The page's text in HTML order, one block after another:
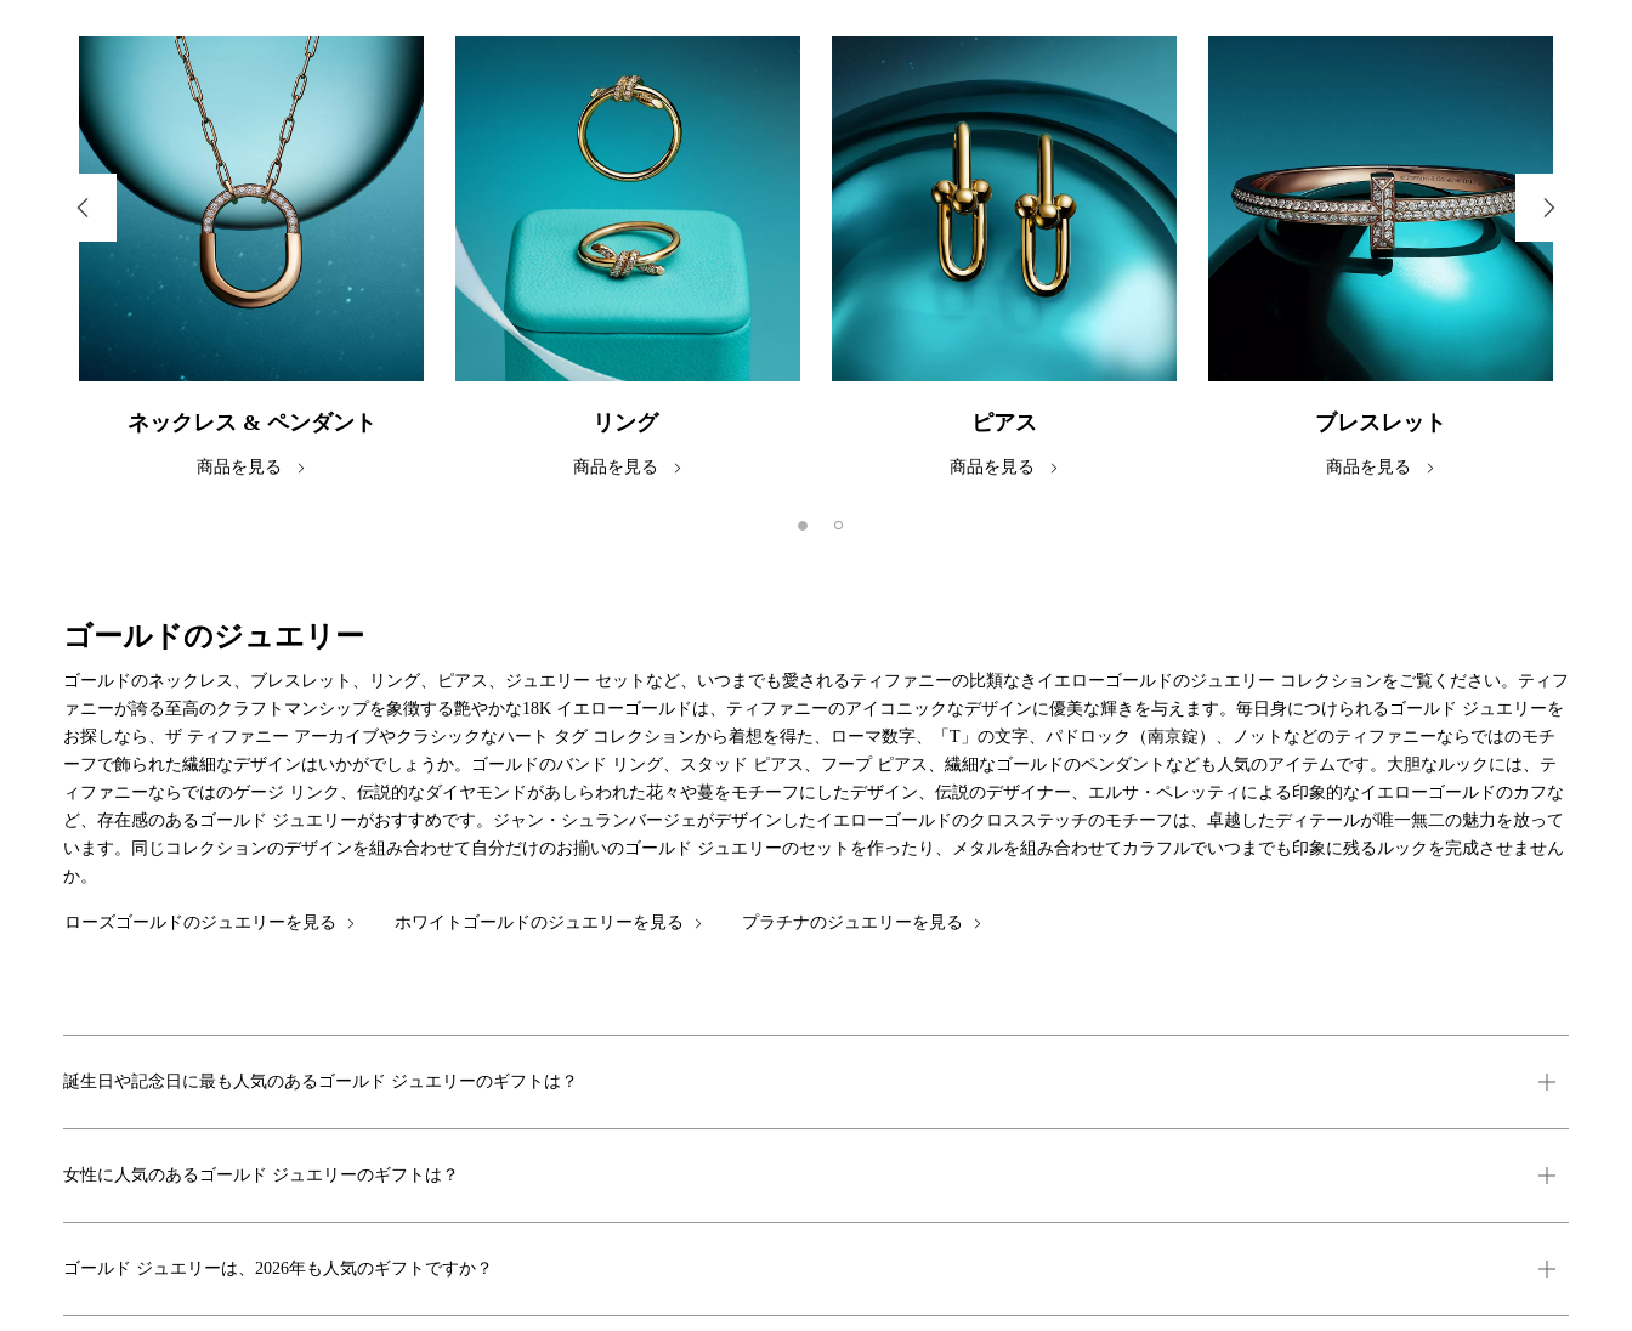
ネックレス & ペンダント
商品を見る
リング
商品を見る
ピアス
商品を見る
ブレスレット
商品を見る
ゴールドのジュエリー
ゴールドのネックレス、ブレスレット、リング、ピアス、ジュエリー セットなど、いつまでも愛されるティファニーの比類なきイエローゴールドのジュエリー コレクションをご覧ください。ティフ
ァニーが誇る至高のクラフトマンシップを象徴する艶やかな18K イエローゴールドは、ティファニーのアイコニックなデザインに優美な輝きを与えます。毎日身につけられるゴールド ジュエリーを
お探しなら、ザ ティファニー アーカイブやクラシックなハート タグ コレクションから着想を得た、ローマ数字、「T」の文字、パドロック（南京錠）、ノットなどのティファニーならではのモチ
ーフで飾られた繊細なデザインはいかがでしょうか。ゴールドのバンド リング、スタッド ピアス、フープ ピアス、繊細なゴールドのペンダントなども人気のアイテムです。大胆なルックには、テ
ィファニーならではのゲージ リンク、伝説的なダイヤモンドがあしらわれた花々や蔓をモチーフにしたデザイン、伝説のデザイナー、エルサ・ペレッティによる印象的なイエローゴールドのカフな
ど、存在感のあるゴールド ジュエリーがおすすめです。ジャン・シュランバージェがデザインしたイエローゴールドのクロスステッチのモチーフは、卓越したディテールが唯一無二の魅力を放って
います。同じコレクションのデザインを組み合わせて自分だけのお揃いのゴールド ジュエリーのセットを作ったり、メタルを組み合わせてカラフルでいつまでも印象に残るルックを完成させません
か。
ローズゴールドのジュエリーを見る ホワイトゴールドのジュエリーを見る プラチナのジュエリーを見る
誕生日や記念日に最も人気のあるゴールド ジュエリーのギフトは？
女性に人気のあるゴールド ジュエリーのギフトは？
ゴールド ジュエリーは、2026年も人気のギフトですか？